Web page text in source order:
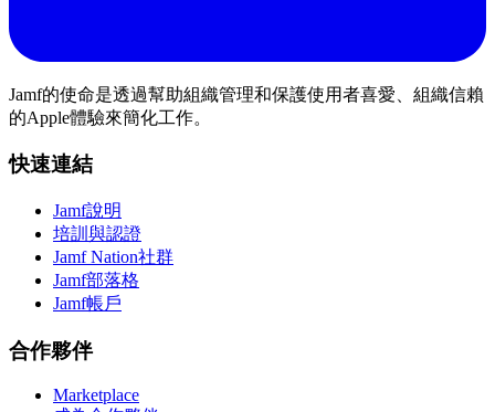
Jamf的使命是透過幫助組織管理和保護使用者喜愛、組織信賴
的Apple體驗來簡化工作。
快速連結
Jamf說明
培訓與認證
Jamf Nation社群
Jamf部落格
Jamf帳戶
合作夥伴
Marketplace